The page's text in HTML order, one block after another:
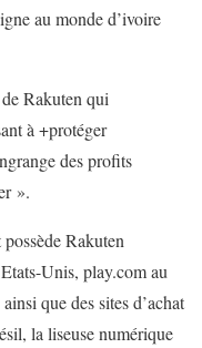
au monde d’ivoire
Rakuten qui
à +protéger
des profits
».
Rakuten
Unis, play.com au
que des sites d’achat
la liseuse numérique